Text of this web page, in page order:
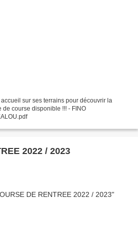
sur ses terrains pour découvrir la
disponible !!! - FINO
2022 / 2023